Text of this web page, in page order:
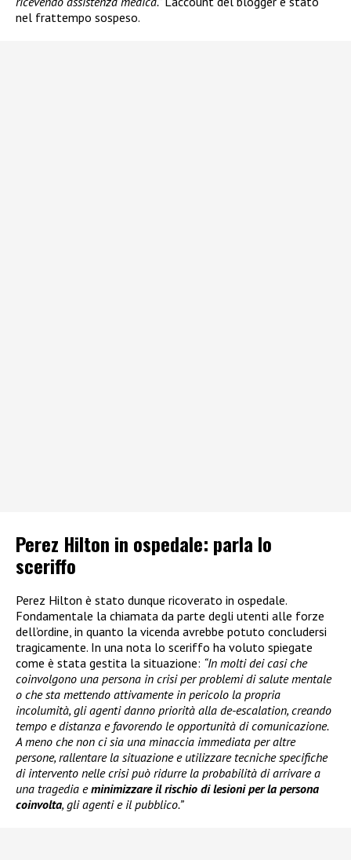
nel frattempo sospeso.
Perez Hilton in ospedale: parla lo
sceriffo
Perez Hilton è stato dunque ricoverato in ospedale.
Fondamentale la chiamata da parte degli utenti alle forze
dell’ordine, in quanto la vicenda avrebbe potuto concludersi
tragicamente. In una nota lo sceriffo ha voluto spiegate
come è stata gestita la situazione: “In molti dei casi che
coinvolgono una persona in crisi per problemi di salute mentale
o che sta mettendo attivamente in pericolo la propria
incolumità, gli agenti danno priorità alla de-escalation, creando
tempo e distanza e favorendo le opportunità di comunicazione.
A meno che non ci sia una minaccia immediata per altre
persone, rallentare la situazione e utilizzare tecniche specifiche
di intervento nelle crisi può ridurre la probabilità di arrivare a
una tragedia eminimizzare il rischio di lesioni per la persona
coinvolta, gli agenti e il pubblico.”